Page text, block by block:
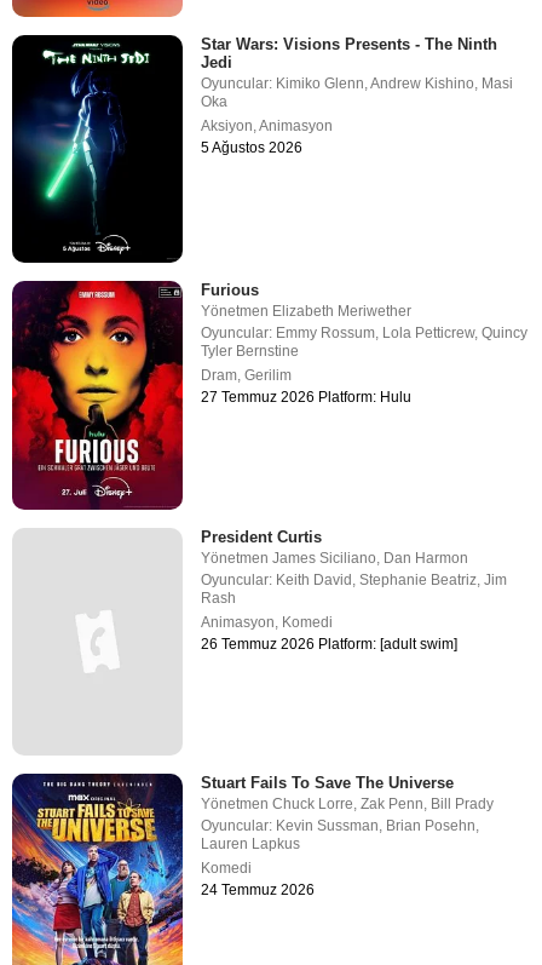
Star Wars: Visions Presents - The Ninth
Jedi
Oyuncular: Kimiko Glenn,Andrew Kishino, Masi
Oka
Aksiyon,Animasyon
5 Ağustos 2026
Furious
Yönetmen Elizabeth Meriwether
Oyuncular: Emmy Rossum, Lola Petticrew,Quincy
Tyler Bernstine
Dram,Gerilim
27 Temmuz 2026 Platform: Hulu
President Curtis
YönetmenJames Siciliano Dan Harmon
Oyuncular: Keith David ,Stephanie Beatriz ,Jim
Rash
Animasyon Komedi
26 Temmuz 2026 Platform: [adult swim]
Stuart Fails To Save The Universe
YönetmenChuck Lorre,Zak Penn, Bill Prady
Oyuncular: Kevin Sussman, Brian Posehn,
Lauren Lapkus
Komedi
24 Temmuz 2026